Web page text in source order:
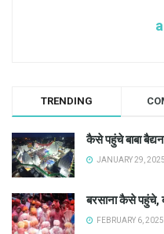
TRENDING
कैसे पहुंचे बाबा
JANUARY 29, 2025
बरसाना कैसे पहुंचे,
FEBRUARY 6, 2025